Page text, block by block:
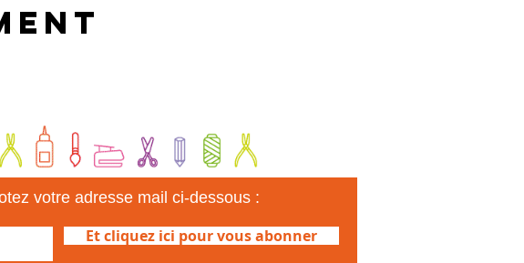
votre adresse mail ci-dessous :
Et cliquez ici pour vous abonner